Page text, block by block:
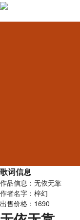
歌词信息
作品信息：无依无靠
作者名字：梓幻
出售价格：1690